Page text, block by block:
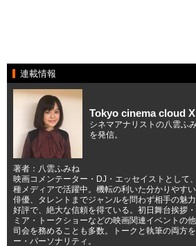
連載情報
Tokyo cinema cloud X
シネマアナリストの八雲ふ
を発信。
著者：八雲ふみね
映画コメンテーター・DJ・エッセイストとして
種メディアで活躍中。機転の利いた分かりやす
俳優、タレントまでジャンルを問わず相手の魅
好評で、絶大な信頼を得ている。初日舞台挨拶
ミア・トークショーなどの映画関連イベントの
司会を務めることも多数。トークと執筆の両方
ー・パーソナリティ。